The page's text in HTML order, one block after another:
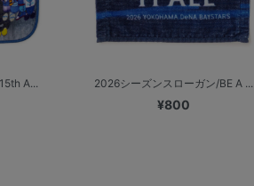
A... 2026シーズンスローガン/BE A ...
¥800